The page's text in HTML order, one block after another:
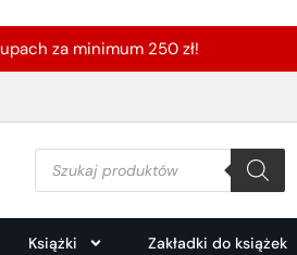
za minimum 250 zł!
Książki Zakładki do książek